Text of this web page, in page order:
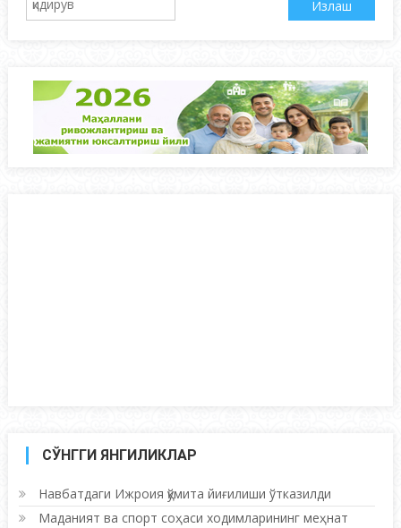
СЎНГГИ ЯНГИЛИКЛАР
Навбатдаги Ижроия қўмита йиғилиши ўтказилди
Маданият ва спорт соҳаси ходимларининг меҳнат